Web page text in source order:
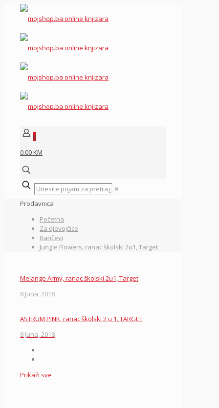
0
0.00 KM
✕
Prodavnica
Početna
Za djevojčice
Rančevi
Jungle Flowers, ranac školski 2u1, Target
Melange Army, ranac školski 2u1, Target
8 Juna, 2018
ASTRUM PINK, ranac školski 2 u 1, TARGET
8 Juna, 2018
Prikaži sve